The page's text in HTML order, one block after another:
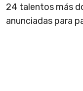
24 talentos más
anunciadas para